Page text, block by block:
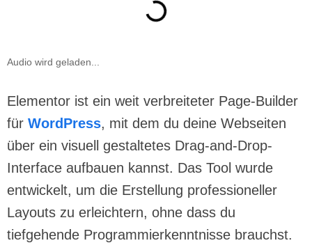
Audio wird geladen...
Elementor ist ein weit verbreiteter Page-Builder
für WordPress, mit dem du deine Webseiten
über ein visuell gestaltetes Drag-and-Drop-
Interface aufbauen kannst. Das Tool wurde
entwickelt, um die Erstellung professioneller
Layouts zu erleichtern, ohne dass du
tiefgehende Programmierkenntnisse brauchst.